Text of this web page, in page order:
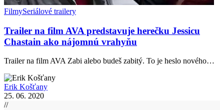
FilmySeriálové trailery
Trailer na film AVA predstavuje herečku Jessicu
Chastain ako nájomnú vrahyňu
Trailer na film AVA Zabi alebo budeš zabitý. To je heslo nového…
Erik Košťany
25. 06. 2020
//